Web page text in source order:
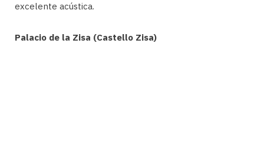
excelente acústica.
Palacio de la Zisa (Castello Zisa)